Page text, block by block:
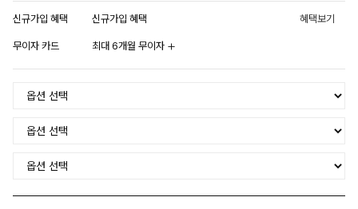
신규가입 혜택 신규가입 혜택 혜택보기
무이자 카드 최대 6개월 무이자